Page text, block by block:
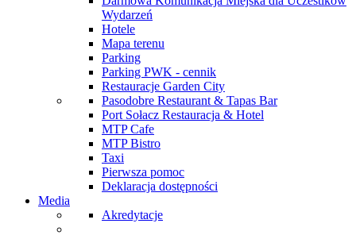
Wydarzeń
Hotele
Mapa terenu
Parking
Parking PWK - cennik
Restauracje Garden City
Pasodobre Restaurant & Tapas Bar
Port Sołacz Restauracja & Hotel
MTP Cafe
MTP Bistro
Taxi
Pierwsza pomoc
Deklaracja dostępności
Media
Akredytacje